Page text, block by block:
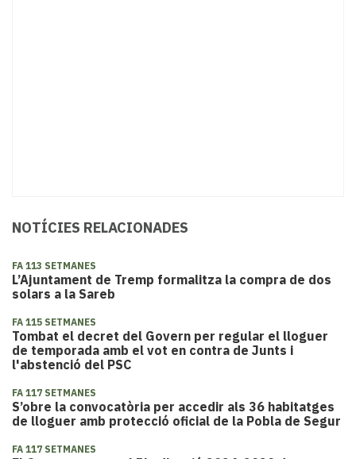
NOTÍCIES RELACIONADES
FA 113 SETMANES
L’Ajuntament de Tremp formalitza la compra de dos
solars a la Sareb
FA 115 SETMANES
Tombat el decret del Govern per regular el lloguer
de temporada amb el vot en contra de Junts i
l'abstenció del PSC
FA 117 SETMANES
S’obre la convocatòria per accedir als 36 habitatges
de lloguer amb protecció oficial de la Pobla de Segur
FA 117 SETMANES